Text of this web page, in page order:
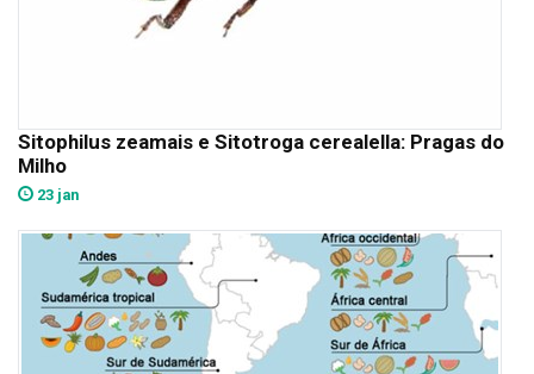
Sitophilus zeamais e Sitotroga cerealella: Pragas do
Milho
23 jan